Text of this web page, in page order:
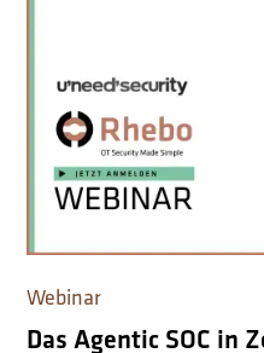
Webinar
Das Agentic SOC in